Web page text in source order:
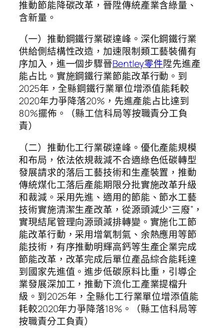
推動節能降碳改革，晉陞傳統產業含綠量、
含新量。
（一）推動鋼鐵行業碳達峰。深化鋼鐵行業
供給側結構性改造，加速限制類工藝裝備有
序加入，進一個步驟晉Bentley零件陞先進產
能占比。實施鋼鐵行業節能改革行動。到
2025年，全縣鋼鐵行業單位增添值能耗較
2020年力爭降落20%，先進產能占比達到
80%擺佈。（縣工信科局等按職責分工負
責）
（二）推動化工行業碳達峰。優化產能規模
和布局，依法依規裁減不合適綠色低碳轉型
發展請求的落后工藝技術和生產裝置，推動
傳統煤化工落后產能期限分批實施改革升級
和裁減。采用先進、適用的節能、節水工藝
技術實施清潔生產改革，從源頭減少“三廢”，
實現結尾管理向源頭減排轉變。實施化工節
能改革行動，采用增氧制氣、余熱應用等節
能技術，有序推動明輝高鈣等生產企業完成
節能改革，改革完成后單位產品綜合能耗達
到國家先進值。進步低碳原料比重，引導企
業發展深加工，推動下流化工產業提檔升
級。到2025年，全縣化工行業單位增添值能
耗較2020年力爭降落18%。（縣工信科局等
按職責分工負責）